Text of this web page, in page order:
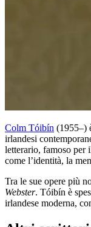
Colm Tóibín (1955–)
irlandesi
letterario, famoso per
come l’identità, la
Tra le sue opere più
Webster. Tóibín è
irlandese moderna,